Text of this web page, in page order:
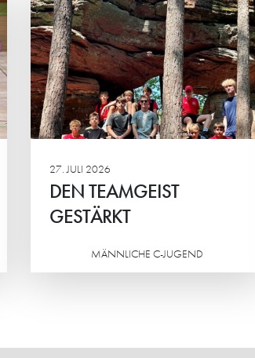
27. JULI 2026
DEN TEAMGEIST
GESTÄRKT
MÄNNLICHE C-JUGEND
STRAHLENDE
BEI JUNG UND ALT
Beim Eltern-Kind-Turnier der
Minis standen vor allem der
gemeinsame Spaß, sportlicher
Ehrgeiz und das Miteinander im